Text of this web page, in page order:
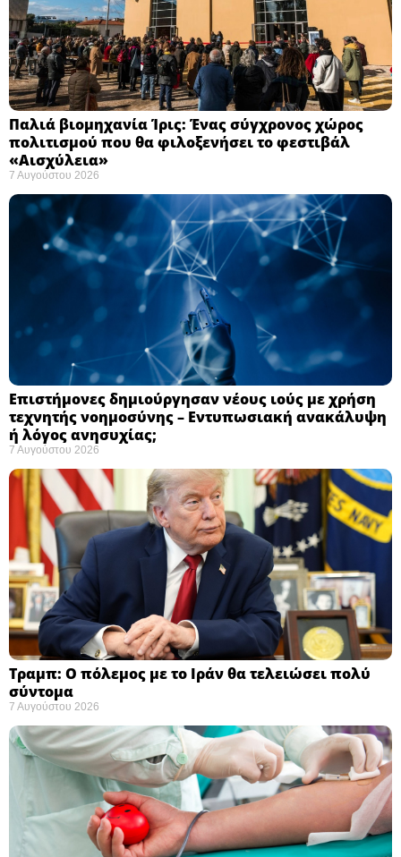
Παλιά βιομηχανία Ίρις: Ένας σύγχρονος χώρος
πολιτισμού που θα φιλοξενήσει το φεστιβάλ
«Αισχύλεια» ​
7 Αυγούστου 2026
Επιστήμονες δημιούργησαν νέους ιούς με χρήση
τεχνητής νοημοσύνης – Εντυπωσιακή ανακάλυψη
ή λόγος ανησυχίας; ​
7 Αυγούστου 2026
Τραμπ: Ο πόλεμος με το Ιράν θα τελειώσει πολύ
σύντομα ​
7 Αυγούστου 2026